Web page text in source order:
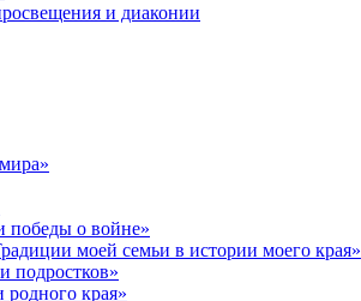
и диаконии
победы о войне»
моей семьи в истории моего края»
подростков»
края»